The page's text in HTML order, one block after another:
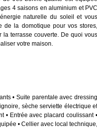
4 saisons en aluminium et PVC
naturelle du soleil et vous
de la domotique pour vos stores,
la terrasse couverte. De quoi vous
votre maison.
• Suite parentale avec dressing
sèche serviette électrique et
• Entrée avec placard coulissant •
• Cellier avec local technique,